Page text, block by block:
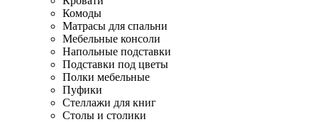
Комоды
Матрасы для спальни
Мебельные консоли
Напольные подставки
Подставки под цветы
Полки мебельные
Пуфики
Стеллажи для книг
Столы и столики